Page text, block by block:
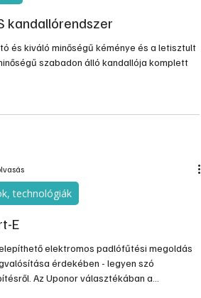
kandallórendszer
és kiváló minőségű kéménye és a letisztult
szabadon álló kandallója komplett
technológiák
E
elektromos padlófűtési megoldás
érdekében - legyen szó
Az Uponor választékában a